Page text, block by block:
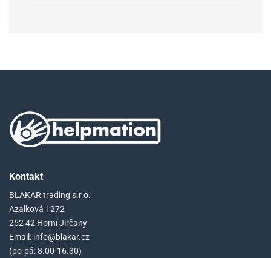
Kontakt
BLAKAR trading s.r.o.
Azalková 1272
252 42 Horní Jirčany
Email: info@blakar.cz
(po-pá: 8.00-16.30)